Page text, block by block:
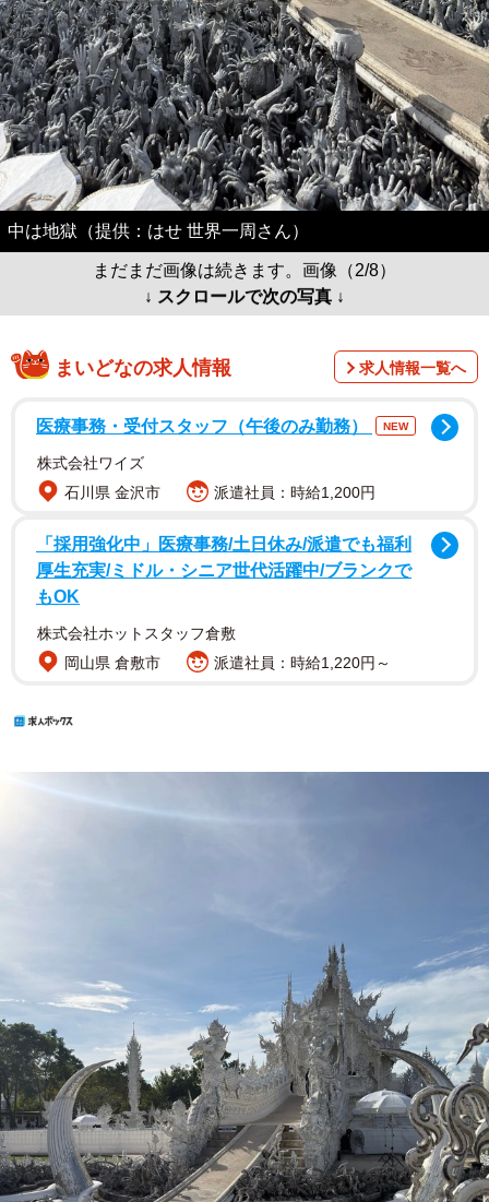
中は地獄（提供：はせ 世界一周さん）
まだまだ画像は続きます。画像（2/8）
↓ スクロールで次の写真 ↓
まいどなの求人情報 求人情報一覧へ
医療事務・受付スタッフ（午後のみ勤務） NEW
株式会社ワイズ
石川県 金沢市
派遣社員：時給1,200円
「採用強化中」医療事務/土日休み/派遣でも福利
厚生充実/ミドル・シニア世代活躍中/ブランクで
もOK
株式会社ホットスタッフ倉敷
岡山県 倉敷市
派遣社員：時給1,220円～